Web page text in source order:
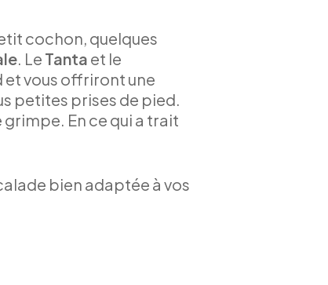
cochon, quelques
. Le Tanta et le
et vous offriront une
petites prises de pied.
En ce qui a trait
bien adaptée à vos